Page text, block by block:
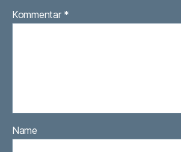
Kommentar *
Name